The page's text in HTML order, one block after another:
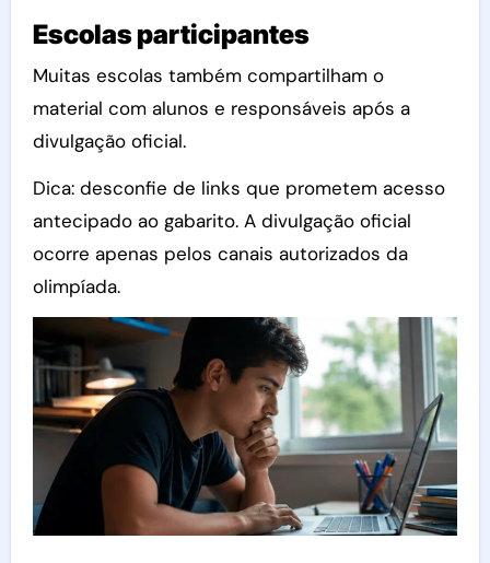
Escolas participantes
Muitas escolas também compartilham o
material com alunos e responsáveis após a
divulgação oficial.
Dica: desconfie de links que prometem acesso
antecipado ao gabarito. A divulgação oficial
ocorre apenas pelos canais autorizados da
olimpíada.